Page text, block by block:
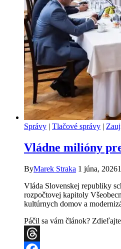
Správy | Tlačové správy |
Vládne milióny
ByMarek Straka 1 júna, 2026
Vláda Slovenskej republiky
rozpočtovej kapitoly
kultúrnych domov a
Páčil sa vám článok?